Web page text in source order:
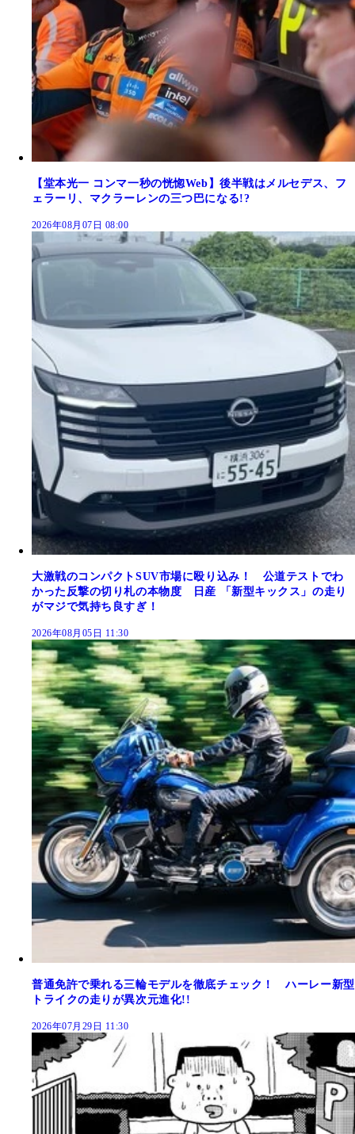
【堂本光一 コンマ一秒の恍惚Web】後半戦はメルセデス、フ
ェラーリ、マクラーレンの三つ巴になる!?
2026年08月07日 08:00
大激戦のコンパクトSUV市場に殴り込み！ 公道テストでわ
かった反撃の切り札の本物度 日産 「新型キックス」の走り
がマジで気持ち良すぎ！
2026年08月05日 11:30
普通免許で乗れる三輪モデルを徹底チェック！ ハーレー新型
トライクの走りが異次元進化!!
2026年07月29日 11:30